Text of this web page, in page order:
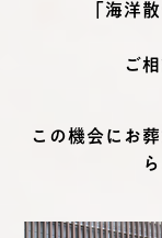
「海洋
ご
この機会にお